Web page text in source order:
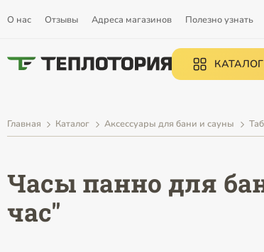
О нас Отзывы Адреса магазинов Полезно узнать
КАТАЛОГ
Главная Каталог Аксессуары для бани и сауны
Часы панно для
час"